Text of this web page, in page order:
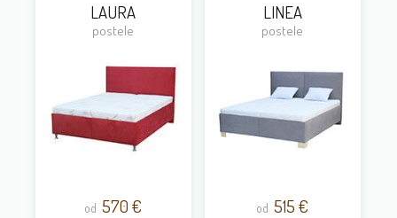
LAURA
postele
od 570 €
LINEA
postele
od 515 €